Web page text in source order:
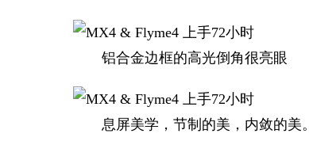
铝合金边框的高光倒角很亮眼
息屏美学，节制的美，内敛的美。